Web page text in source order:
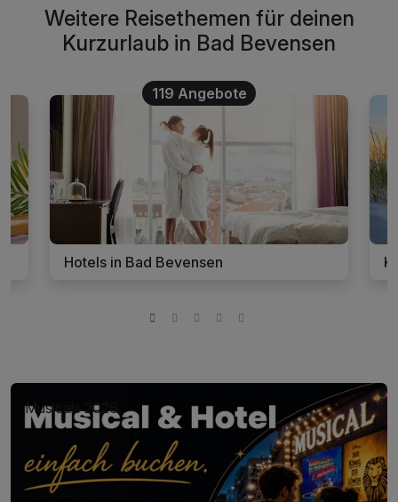
Weitere Reisethemen für deinen
Kurzurlaub in Bad Bevensen
119 Angebote
Hotels in Bad Bevensen
Musicals 2026